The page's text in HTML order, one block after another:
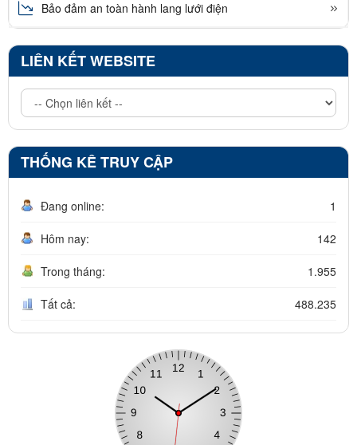
Bảo đảm an toàn hành lang lưới điện
LIÊN KẾT WEBSITE
THỐNG KÊ TRUY CẬP
Đang online: 1
Hôm nay: 142
Trong tháng: 1.955
Tất cả: 488.235